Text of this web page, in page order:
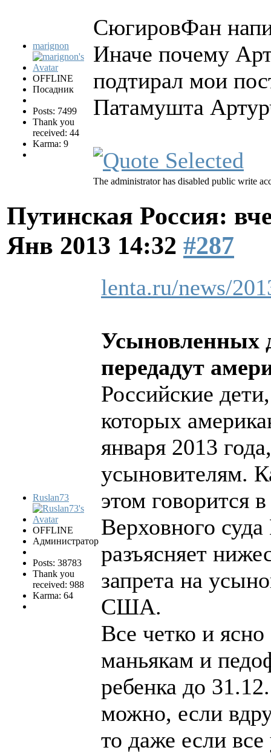
marignon
OFFLINE
Посадник
Posts: 7499
Thank you
received: 44
Karma: 9
СюгировФан
Иначе почему
подтирал мои
Патамушта
The administrator has disabled public write
Путинская Россия:
Янв 2013 14:32 #287
Ruslan73
OFFLINE
Администратор
Posts: 38783
Thank you
received: 988
Karma: 64
lenta.ru/news/
Усыновленных
передадут
Российские
которых
января 2013
усыновителям.
этом говорится
Верховного
разъясняет
запрета на
США.
Все четко и
маньякам и
ребенка до
можно, если
то даже если